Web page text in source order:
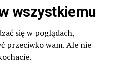
wszystkiemu
się w poglądach,
przeciwko wam. Ale nie